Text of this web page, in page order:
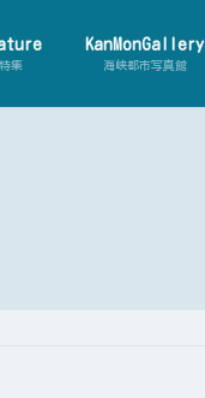
特集
KanMonGallery
海峡都市写真館